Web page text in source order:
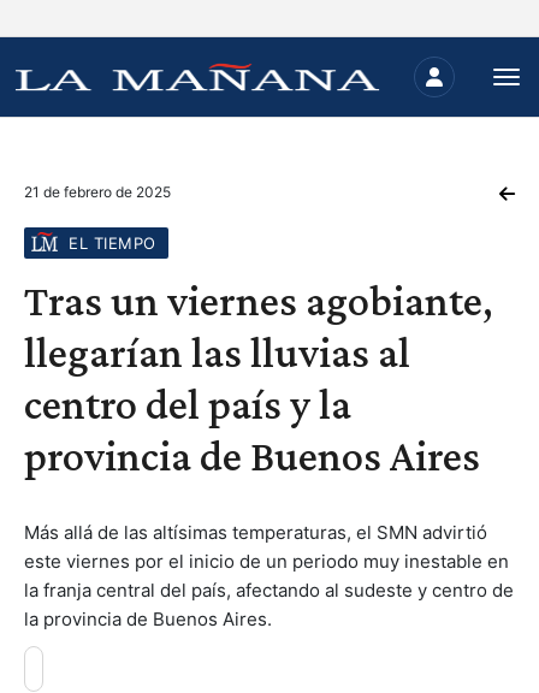
21 de febrero de 2025
EL TIEMPO
Tras un viernes agobiante,
llegarían las lluvias al
centro del país y la
provincia de Buenos Aires
Más allá de las altísimas temperaturas, el SMN advirtió
este viernes por el inicio de un periodo muy inestable en
la franja central del país, afectando al sudeste y centro de
la provincia de Buenos Aires.